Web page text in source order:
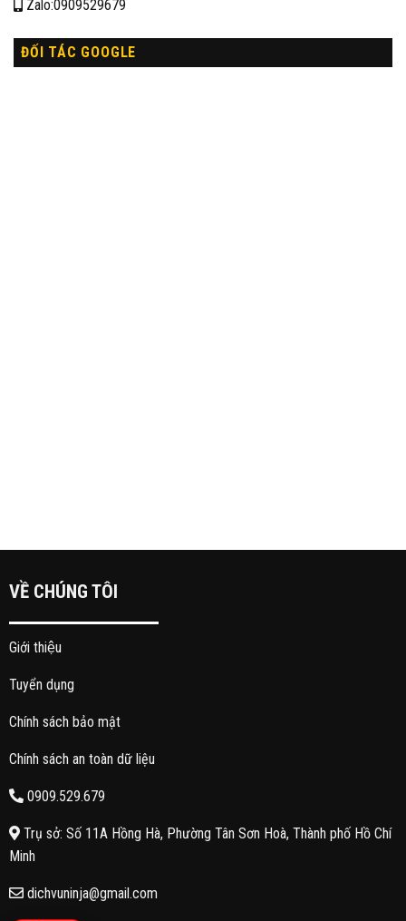
Zalo:0909529679
ĐỐI TÁC GOOGLE
VỀ CHÚNG TÔI
Giới thiệu
Tuyển dụng
Chính sách bảo mật
Chính sách an toàn dữ liệu
0909.529.679
Trụ sở: Số 11A Hồng Hà, Phường Tân Sơn Hoà, Thành phố Hồ Chí
Minh
dichvuninja@gmail.com